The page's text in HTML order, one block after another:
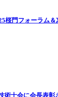
桜門フォーラム
術士会に会長表彰